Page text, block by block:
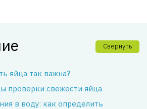
Свернуть
яйца так важна?
проверки свежести яйца
в воду: как определить